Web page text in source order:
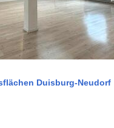
Duisburg-Neudorf